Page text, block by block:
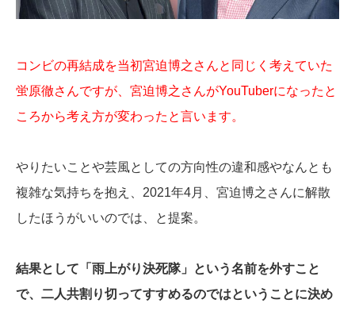
コンビの再結成を当初宮迫博之さんと同じく考えていた
蛍原徹さんですが、宮迫博之さんがYouTuberになったと
ころから考え方が変わったと言います。
やりたいことや芸風としての方向性の違和感やなんとも
複雑な気持ちを抱え、2021年4月、宮迫博之さんに解散
したほうがいいのでは、と提案。
結果として「雨上がり決死隊」という名前を外すこと
で、二人共割り切ってすすめるのではということに決め